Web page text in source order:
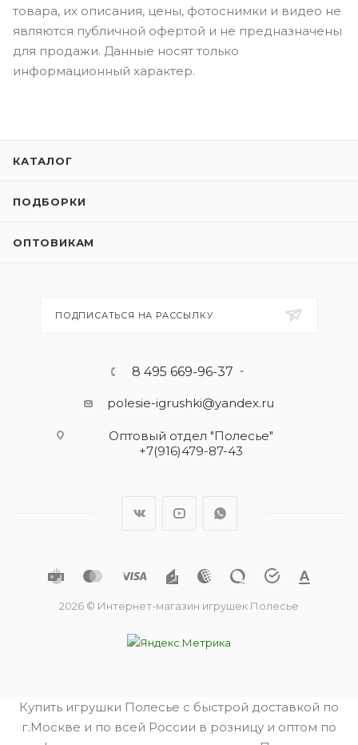
товара, их описания, цены, фотоснимки и видео не
являются публичной офертой и не предназначены
для продажи. Данные носят только
информационный характер.
КАТАЛОГ
ПОДБОРКИ
ОПТОВИКАМ
ПОДПИСАТЬСЯ НА РАССЫЛКУ
8 495 669-96-37
polesie-igrushki@yandex.ru
Оптовый отдел "Полесье"
+7(916)479-87-43
2026 © Интернет-магазин игрушек Полесье
Купить игрушки Полесье с быстрой доставкой по
г.Москве и по всей России в розницу и оптом по